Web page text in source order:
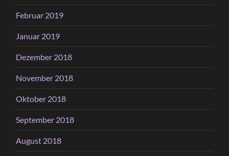
Februar 2019
Januar 2019
Dezember 2018
November 2018
Oktober 2018
September 2018
August 2018